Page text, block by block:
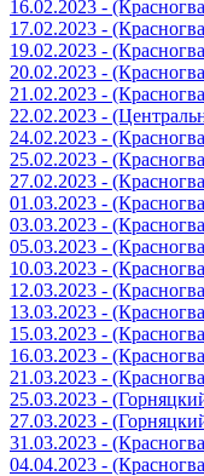
16.02.2023 -
17.02.2023 -
19.02.2023 -
20.02.2023 -
21.02.2023 -
22.02.2023 -
24.02.2023 -
25.02.2023 -
27.02.2023 -
01.03.2023 -
03.03.2023 -
05.03.2023 -
10.03.2023 -
12.03.2023 -
13.03.2023 -
15.03.2023 -
16.03.2023 -
21.03.2023 -
25.03.2023 -
27.03.2023 -
31.03.2023 -
04.04.2023 -